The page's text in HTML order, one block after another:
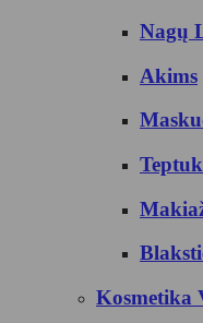
Nagų
Akims
Kosmetika